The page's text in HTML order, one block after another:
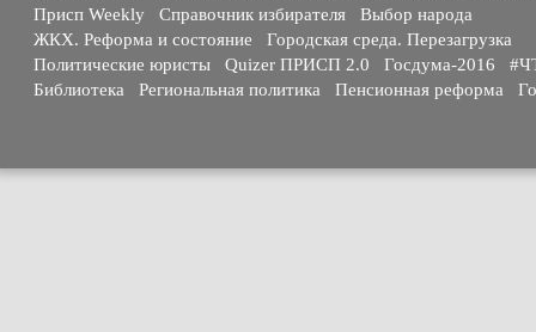
Присп Weekly
Справочник избирателя
Выбор народа
ЖКХ. Реформа и состояние
Городская среда. Перезагрузка
Политические юристы
Quizer ПРИСП 2.0 Госдума-2016
Библиотека
Региональная политика Пенсионная реформа